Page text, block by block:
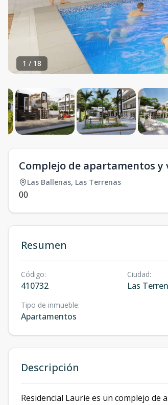
1 / 18
Complejo de apartamentos y
Las Ballenas, Las Terrenas
00
Resumen
Código:
410732
Ciudad:
Las
Tipo de inmueble:
Apartamentos
Descripción
Residencial Laurie es un complejo de